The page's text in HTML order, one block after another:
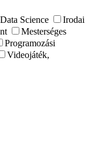
Data Science
Irodai
Mesterséges
Programozási
Videojáték,